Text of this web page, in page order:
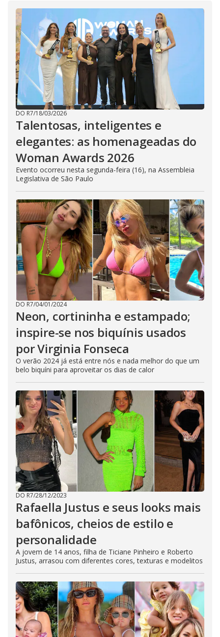
DO R7/18/03/2026
Talentosas, inteligentes e
elegantes: as homenageadas do
Woman Awards 2026
Evento ocorreu nesta segunda-feira (16), na Assembleia
Legislativa de São Paulo
DO R7/04/01/2024
Neon, cortininha e estampado;
inspire-se nos biquínis usados
por Virginia Fonseca
O verão 2024 já está entre nós e nada melhor do que um
belo biquíni para aproveitar os dias de calor
DO R7/28/12/2023
Rafaella Justus e seus looks mais
bafônicos, cheios de estilo e
personalidade
A jovem de 14 anos, filha de Ticiane Pinheiro e Roberto
Justus, arrasou com diferentes cores, texturas e modelitos